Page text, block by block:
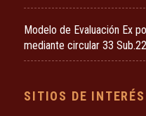
Modelo de Evaluación Ex
mediante circular 33
SITIOS DE INTERÉS